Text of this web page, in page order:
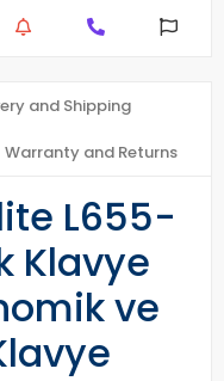
and Shipping
Warranty and Returns
L655-
Klavye
ve